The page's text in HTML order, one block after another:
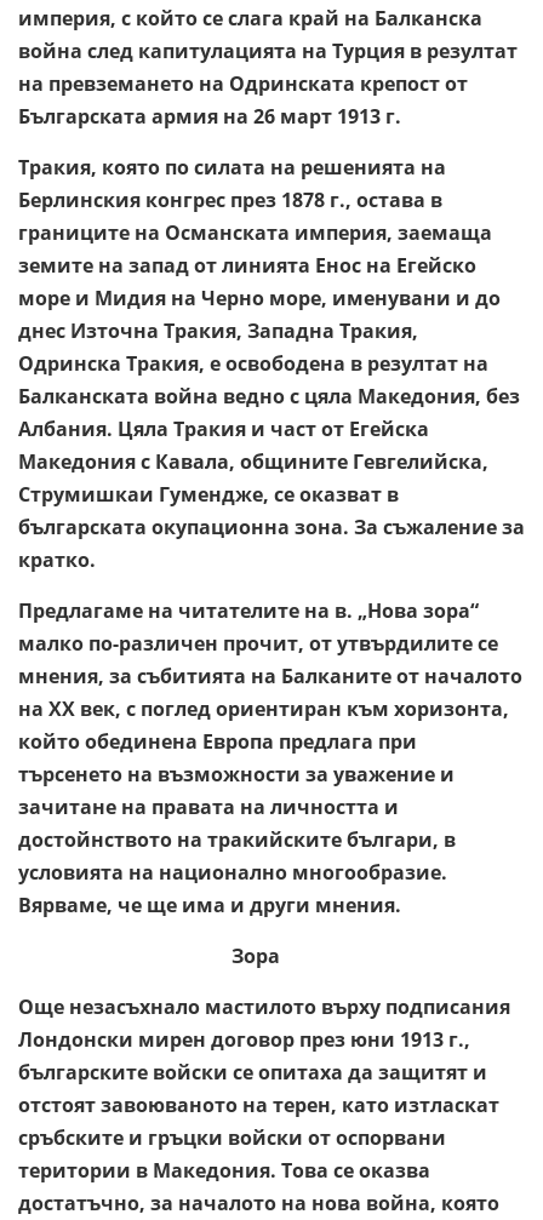
империя, с който се слага край на Балканска
война след капитулацията на Турция в резултат
на превземането на Одринската крепост от
Българската армия на 26 март 1913 г.
Тракия, която по силата на решенията на
Берлинския конгрес през 1878 г., остава в
границите на Османската империя, заемаща
земите на запад от линията Енос на Егейско
море и Мидия на Черно море, именувани и до
днес Източна Тракия, Западна Тракия,
Одринска Тракия, е освободена в резултат на
Балканската война ведно с цяла Македония, без
Албания. Цяла Тракия и част от Егейска
Македония с Кавала, общините Гевгелийска,
Струмишкаи Гумендже, се оказват в
българската окупационна зона. За съжаление за
кратко.
Предлагаме на читателите на в. „Нова зора“
малко по-различен прочит, от утвърдилите се
мнения, за събитията на Балканите от началото
на ХХ век, с поглед ориентиран към хоризонта,
който обединена Европа предлага при
търсенето на възможности за уважение и
зачитане на правата на личността и
достойнството на тракийските българи, в
условията на национално многообразие.
Вярваме, че ще има и други мнения.
Зора
Още незасъхнало мастилото върху подписания
Лондонски мирен договор през юни 1913 г.,
българските войски се опитаха да защитят и
отстоят завоюваното на терен, като изтласкат
сръбските и гръцки войски от оспорвани
територии в Македония. Това се оказва
достатъчно, за началото на нова война, която